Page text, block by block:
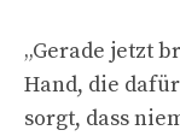
„Gerade jetzt
Hand, die dafür
sorgt, dass